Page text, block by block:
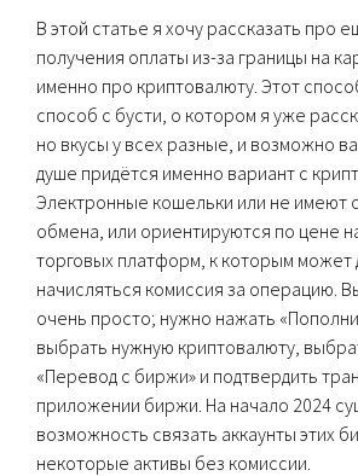
В этой статье я хочу рассказать про
получения оплаты из-за границы на
именно про криптовалюту. Этот
способ с бусти, о котором я уже
но вкусы у всех разные, и возможно
душе придётся именно вариант с
Электронные кошельки или не имеют
обмена, или ориентируются по цене
торговых платформ, к которым может
начисляться комиссия за операцию.
очень просто; нужно нажать
выбрать нужную криптовалюту,
«Перевод с биржи» и подтвердить
приложении биржи. На начало 2024
возможность связать аккаунты этих
некоторые активы без комиссии.